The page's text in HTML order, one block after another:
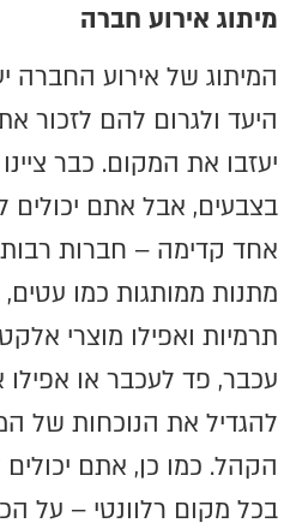
מיתוג אירוע חברה
המיתוג של אירוע החברה
היעד ולגרום להם לזכור
יעזבו את המקום. כבר
בצבעים, אבל אתם
אחד קדימה – חברות
מתנות ממותגות כמו עטים,
תרמיות ואפילו מוצרי
עכבר, פד לעכבר או אפילו
להגדיל את הנוכחות של
הקהל. כמו כן, אתם
בכל מקום רלוונטי – על